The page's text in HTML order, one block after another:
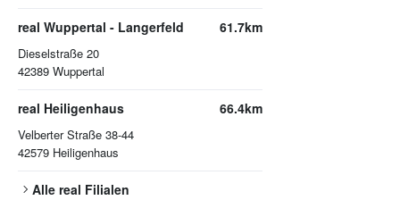
real Wuppertal - Langerfeld
Dieselstraße 20
42389 Wuppertal
61.7km
real Heiligenhaus
Velberter Straße 38-44
42579 Heiligenhaus
66.4km
Alle real Filialen